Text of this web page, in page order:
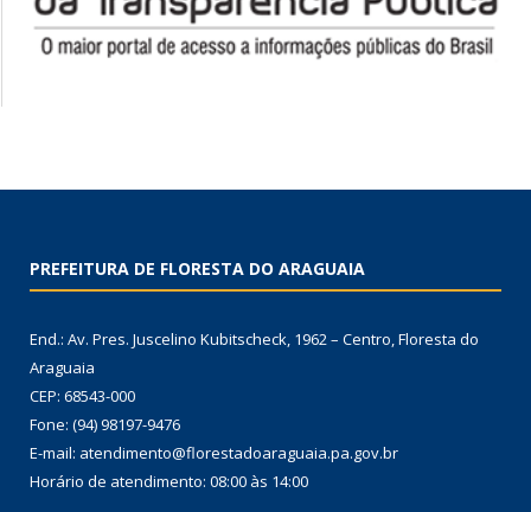
PREFEITURA DE FLORESTA DO ARAGUAIA
End.: Av. Pres. Juscelino Kubitscheck, 1962 – Centro, Floresta do
Araguaia
CEP: 68543-000
Fone: (94) 98197-9476
E-mail: atendimento@florestadoaraguaia.pa.gov.br
Horário de atendimento: 08:00 às 14:00